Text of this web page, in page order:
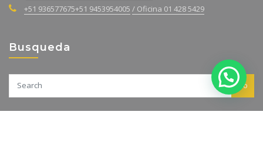
+51 936577675+51 9453954005 / Oficina 01 428 5429
Busqueda
Go